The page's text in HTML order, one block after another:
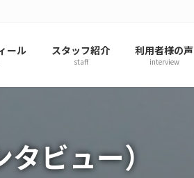
ール スタッフ紹介
staff
利用者様の声
interview
ビュー）